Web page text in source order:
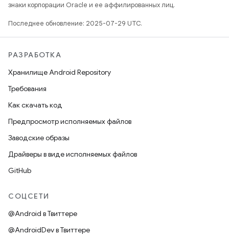
знаки корпорации Oracle и ее аффилированных лиц.
Последнее обновление: 2025-07-29 UTC.
РАЗРАБОТКА
Хранилище Android Repository
Требования
Как скачать код
Предпросмотр исполняемых файлов
Заводские образы
Драйверы в виде исполняемых файлов
GitHub
СОЦСЕТИ
@Android в Твиттере
@AndroidDev в Твиттере